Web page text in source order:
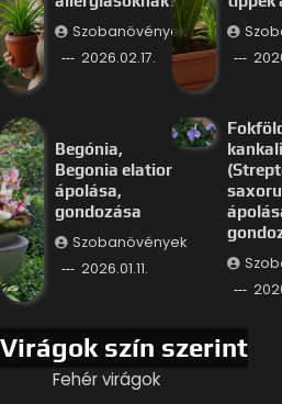
Szobanövények
2026.02.17.
Begónia,
Begonia elatior
ápolása,
gondozása
Szobanövények
2026.01.11.
Virágok szín szerint
Fehér virágok